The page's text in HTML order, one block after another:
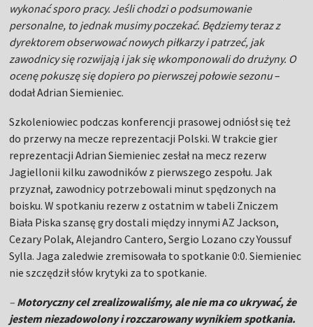
wykonać sporo pracy. Jeśli chodzi o podsumowanie
personalne, to jednak musimy poczekać. Będziemy teraz z
dyrektorem obserwować nowych piłkarzy i patrzeć, jak
zawodnicy się rozwijają i jak się wkomponowali do drużyny. O
ocenę pokuszę się dopiero po pierwszej połowie sezonu–
dodał Adrian Siemieniec.
Szkoleniowiec podczas konferencji prasowej odniósł się też
do przerwy na mecze reprezentacji Polski. W trakcie gier
reprezentacji Adrian Siemieniec zesłał na mecz rezerw
Jagiellonii kilku zawodników z pierwszego zespołu. Jak
przyznał, zawodnicy potrzebowali minut spędzonych na
boisku. W spotkaniu rezerw z ostatnim w tabeli Zniczem
Biała Piska szansę gry dostali między innymi AZ Jackson,
Cezary Polak, Alejandro Cantero, Sergio Lozano czy Youssuf
Sylla. Jaga zaledwie zremisowała to spotkanie 0:0. Siemieniec
nie szczędził słów krytyki za to spotkanie.
– Motoryczny cel zrealizowaliśmy, ale nie ma co ukrywać, że
jestem niezadowolony i rozczarowany wynikiem spotkania.